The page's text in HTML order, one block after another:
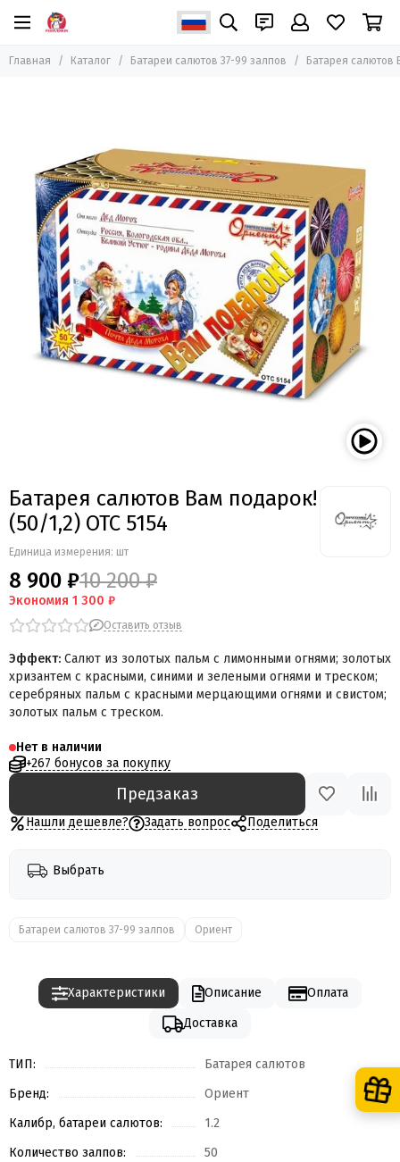
Главная Каталог Батареи салютов 37-99 залпов Батарея салютов
Батарея салютов Вам подарок!
(50/1,2) ОТС 5154
Единица измерения: шт
8 900 ₽10 200 ₽
Экономия 1 300 ₽
Оставить отзыв
Эффект: Салют из золотых пальм с лимонными огнями; золотых
хризантем с красными, синими и зелеными огнями и треском;
серебряных пальм с красными мерцающими огнями и свистом;
золотых пальм с треском.
Нет в наличии
+267 бонусов за покупку
Предзаказ
Нашли дешевле? Задать вопрос Поделиться
Выбрать
Батареи салютов 37-99 залпов Ориент
Характеристики Описание
Оплата
Доставка
ТИП:
Батарея салютов
Бренд:
Ориент
Калибр, батареи салютов:
1.2
Количество залпов:
50